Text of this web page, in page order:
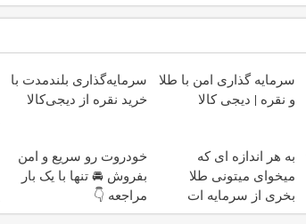
سرمایه گذاری امن با طلا
و نقره | دیجی کالا
سرمایه‌گذاری بلندمدت با
خرید نقره از دیجی‌کالا
به هر اندازه ای که
میخوای میتونی طلا
بخری از سرمایه ات
محافظت کنی
خودروت رو سریع و امن
بفروش 🚘 تنها با یک بار
مراجعه 👇